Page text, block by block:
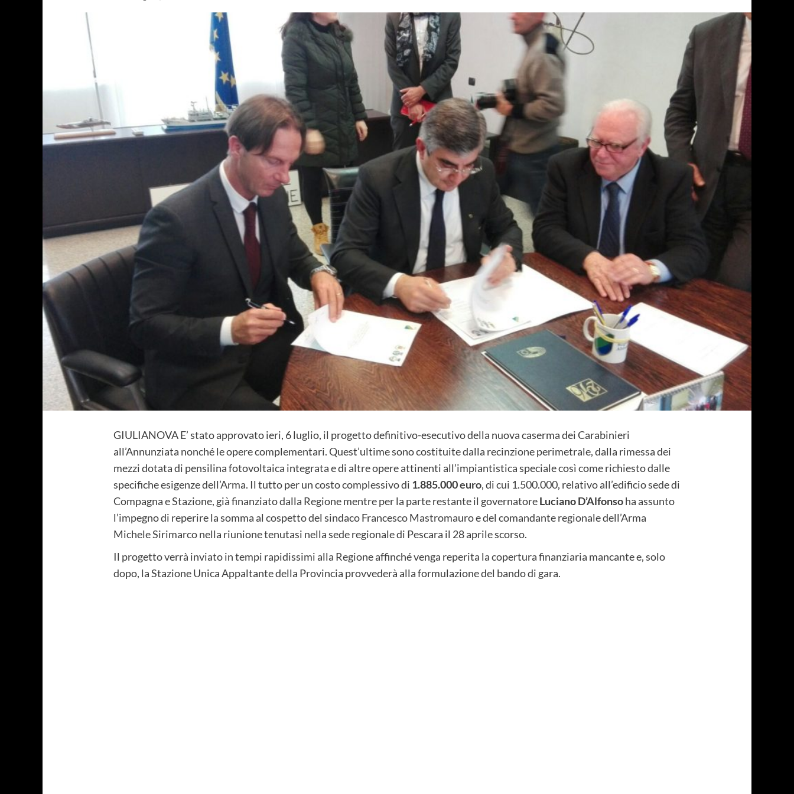
GIULIANOVA E’ stato approvato ieri, 6 luglio, il progetto definitivo-esecutivo della nuova caserma dei Carabinieri
all’Annunziata nonché le opere complementari. Quest’ultime sono costituite dalla recinzione perimetrale, dalla rimessa dei
mezzi dotata di pensilina fotovoltaica integrata e di altre opere attinenti all’impiantistica speciale così come richiesto dalle
specifiche esigenze dell’Arma. Il tutto per un costo complessivo di 1.885.000 euro, di cui 1.500.000, relativo all’edificio sede di
Compagna e Stazione, già finanziato dalla Regione mentre per la parte restante il governatoreLuciano D’Alfonsoha assunto
l’impegno di reperire la somma al cospetto del sindaco Francesco Mastromauro e del comandante regionale dell’Arma
Michele Sirimarco nella riunione tenutasi nella sede regionale di Pescara il 28 aprile scorso.
Il progetto verrà inviato in tempi rapidissimi alla Regione affinché venga reperita la copertura finanziaria mancante e, solo
dopo, la Stazione Unica Appaltante della Provincia provvederà alla formulazione del bando di gara.